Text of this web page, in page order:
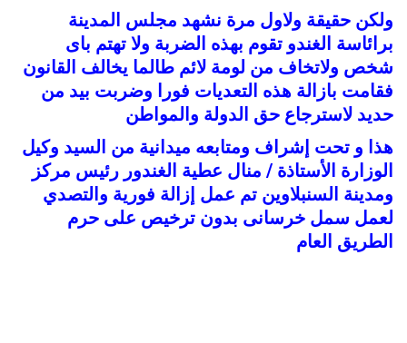
ولكن حقيقة ولاول مرة نشهد مجلس المدينة
برائاسة الغندو تقوم بهذه الضربة ولا تهتم باى
شخص ولاتخاف من لومة لائم طالما يخالف ا لقانون
فقامت بازالة هذه التعديات فورا وضربت بيد من
حديد لاسترجاع حق الدولة والمواطن
هذا و تحت إشراف ومتابعه ميدانية من السيد وكيل
الوزارة الأستاذة / منال عطية الغندور رئيس مركز
ومدينة السنبلاوين تم عمل إزالة فورية والتصدي
لعمل سمل خرسانى بدون ترخيص على حرم
الطريق العام